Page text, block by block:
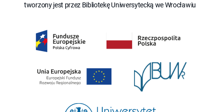
tworzony jest przez Bibliotekę Uniwersytecką we Wrocławiu